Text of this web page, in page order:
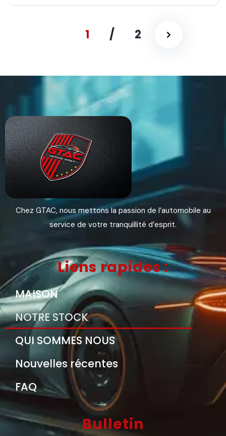
1 / 2
Chez GTAC, nous mettons la passion de l’automobile au
service de votre tranquillité d’esprit.
Liens rapides :
MAISON
NOTRE STOCK
QUI SOMMES NOUS
Nouvelles récentes
FAQ
Bulletin